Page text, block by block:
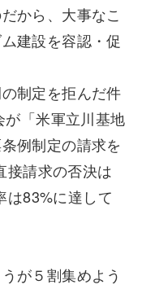
から、大事なこ
建設を容認・促
制定を拒んだ件
「米軍立川基地
例制定の請求を
接請求の否決は
は83%に達して
が５割集めよう